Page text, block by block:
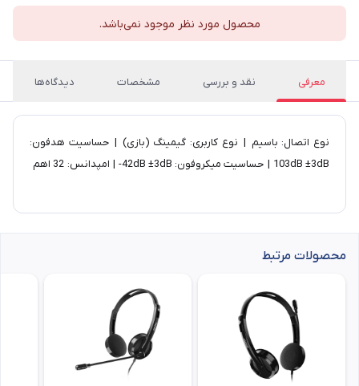
محصول مورد نظر موجود نمی‌باشد.
معرفی نقد و بررسی مشخصات دیدگاه‌ها
نوع اتصال: باسیم | نوع کاربری: گیمینگ (بازی) | حساسیت هدفون:
103dB ±3dB | حساسیت میکروفون: 42dB ±3dB- | امپدانس: 32 اهم
محصولات مرتبط